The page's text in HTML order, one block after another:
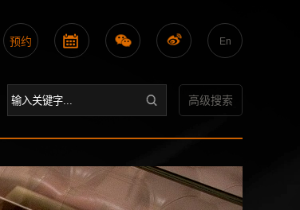
En
预约
高级搜索